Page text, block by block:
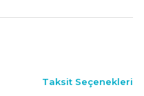
Taksit Seçenekleri